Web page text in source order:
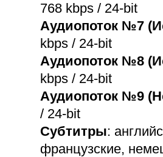
768 kbps / 24-bit
Аудиопоток №7
kbps / 24-bit
Аудиопоток №8
kbps / 24-bit
Аудиопоток №9
/ 24-bit
Субтитры:
французские,